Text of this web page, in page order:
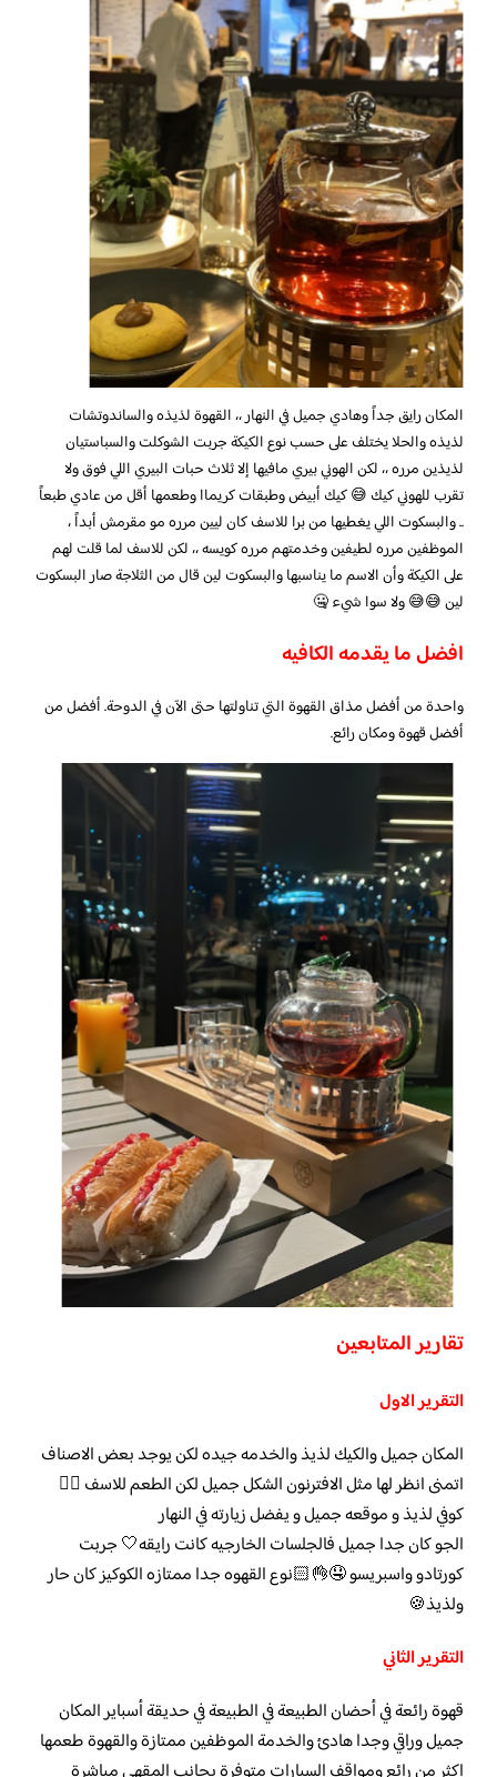
المكان رايق جداً وهادي جميل في النهار ،، القهوة لذيذه والساندوتشات
لذيذه والحلا يختلف على حسب نوع الكيكة جربت الشوكلت والسباستيان
لذيذين مرره ،، لكن الهوني بيري مافيها إلا ثلاث حبات البيري اللي فوق ولا
تقرب للهوني كيك 😅 كيك أبيض وطبقات كريماا وطعمها أقل من عادي طبعاً
.. والبسكوت اللي يغطيها من برا للاسف كان ليين مرره مو مقرمش أبداً ،
الموظفين مرره لطيفين وخدمتهم مرره كويسه ،، لكن للاسف لما قلت لهم
على الكيكة وأن الاسم ما يناسبها والبسكوت لين قال من الثلاجة صار البسكوت
لين 😅😅 ولا سوا شيء 🤐
افضل ما يقدمه الكافيه
واحدة من أفضل مذاق القهوة التي تناولتها حتى الآن في الدوحة. أفضل من
أفضل قهوة ومكان رائع.
تقارير المتابعين
التقرير الاول
المكان جميل والكيك لذيذ والخدمه جيده لكن يوجد بعض الاصناف
اتمنى انظر لها مثل الافترنون الشكل جميل لكن الطعم للاسف 👎🏻
كوفي لذيذ و موقعه جميل و يفضل زيارته في النهار
الجو كان جدا جميل فالجلسات الخارجيه كانت رايقه🤍 جربت
كورتادو واسبريسو 🤤👌🏻نوع القهوه جدا ممتازه الكوكيز كان حار
ولذيذ🍪
التقرير الثاني
قهوة رائعة في أحضان الطبيعة في الطبيعة في حديقة أسباير المكان
جميل وراقي وجدا هادئ والخدمة الموظفين ممتازة والقهوة طعمها